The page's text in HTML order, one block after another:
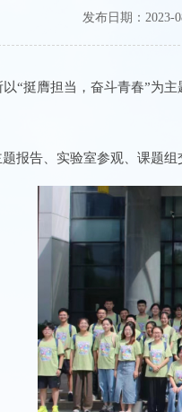
发布日期：2023-
“挺膺担当，奋斗青春”为
报告、实验室参观、课题